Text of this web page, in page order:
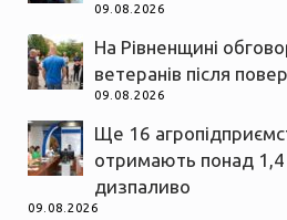
09.08.2026
На Рівненщині
ветеранів після
09.08.2026
Ще 16
отримають понад 1,4
дизпаливо
09.08.2026